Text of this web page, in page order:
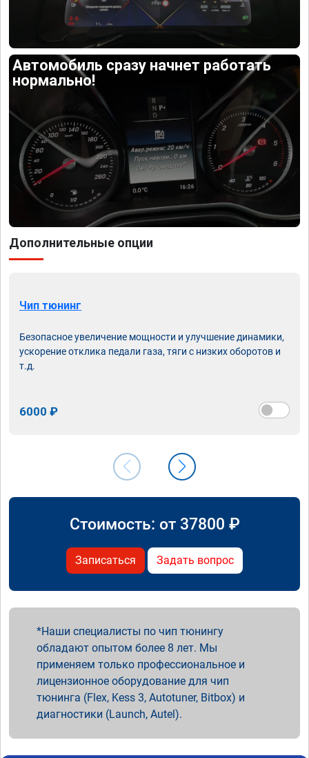
Автомобиль сразу начнет работать
нормально!
Дополнительные опции
Чип тюнинг
Безопасное увеличение мощности и улучшение динамики,
ускорение отклика педали газа, тяги с низких оборотов и
т.д.
6000 ₽
Стоимость: от 37800 ₽
Записаться Задать вопрос
Наши специалисты по чип тюнингу
обладают опытом более 8 лет. Мы
применяем только профессиональное и
лицензионное оборудование для чип
тюнинга (Flex, Kess 3, Autotuner, Bitbox) и
диагностики (Launch, Autel).